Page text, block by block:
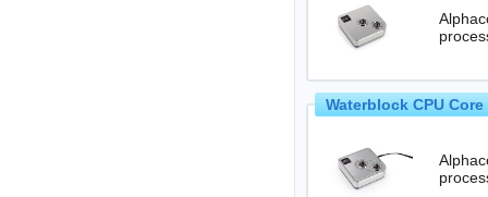
Waterblock CPU